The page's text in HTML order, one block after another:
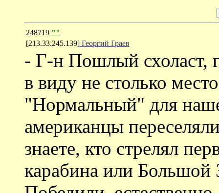
248719 ""
[213.33.245.139] Георгий Граев
- Г-н Пошлый схоласт,
в виду не столько
"Нормальный" для
американцы
знаете, кто стрелял
карабина или Большой